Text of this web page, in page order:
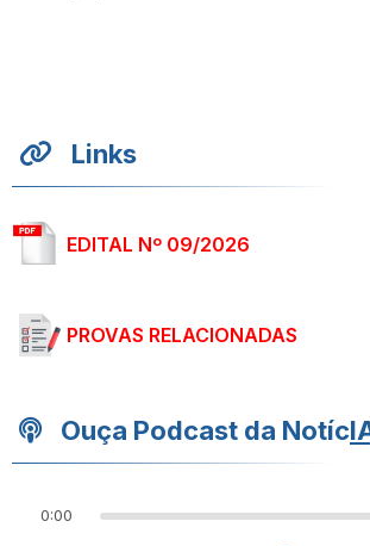
Links
EDITAL Nº 09/2026
PROVAS RELACIONADAS
Ouça Podcast da Notíc
0:00